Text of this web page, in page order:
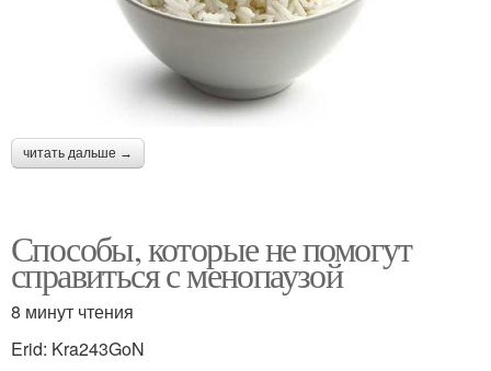
читать дальше →
Способы, которые не помогут
справиться с менопаузой
8 минут чтения
Erid: Kra243GoN